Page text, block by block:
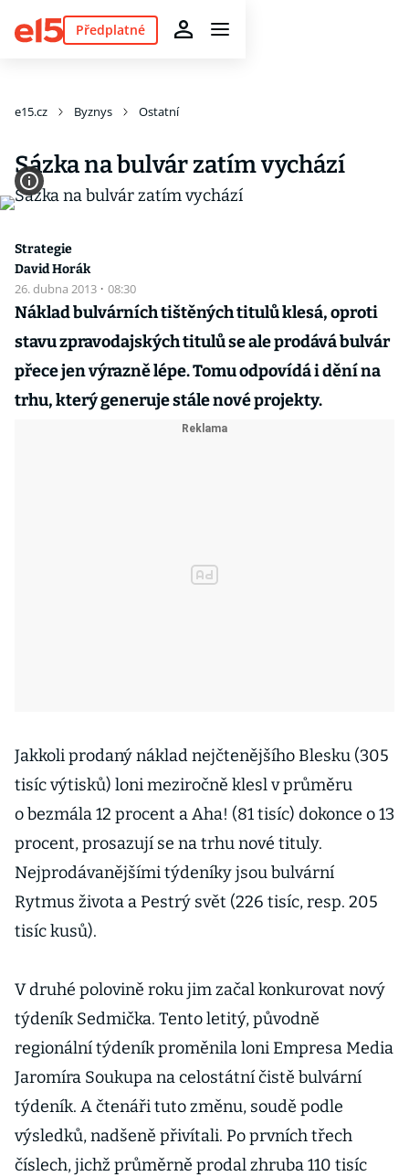
Předplatné
e15.cz Byznys Ostatní
Sázka na bulvár zatím vychází
Strategie
David Horák
26. dubna 2013 · 08:30
Náklad bulvárních tištěných titulů klesá, oproti
stavu zpravodajských titulů se ale prodává bulvár
přece jen výrazně lépe. Tomu odpovídá i dění na
trhu, který generuje stále nové projekty.
Jakkoli prodaný náklad nejčtenějšího Blesku (305
tisíc výtisků) loni meziročně klesl v průměru
o bezmála 12 procent a Aha! (81 tisíc) dokonce o 13
procent, prosazují se na trhu nové tituly.
Nejprodávanějšími týdeníky jsou bulvární
Rytmus života a Pestrý svět (226 tisíc, resp. 205
tisíc kusů).
V druhé polovině roku jim začal konkurovat nový
týdeník Sedmička. Tento letitý, původně
regionální týdeník proměnila loni Empresa Media
Jaromíra Soukupa na celostátní čistě bulvární
týdeník. A čtenáři tuto změnu, soudě podle
výsledků, nadšeně přivítali. Po prvních třech
číslech, jichž průměrně prodal zhruba 110 tisíc